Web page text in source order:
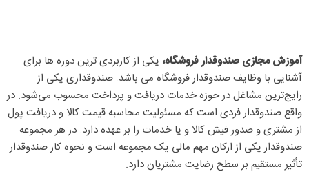
آموزش مجازی صندوقدار فروشگاه، یکی از کاربردی ترین دوره ها برای
آشنایی با وظایف صندوقدار فروشگاه می باشد. صندوقداری یکی از
رایج‌ترین مشاغل در حوزه خدمات دریافت و پرداخت محسوب می‌شود. در
واقع صندوقدار فردی است که مسئولیت محاسبه قیمت کالا و دریافت پول
از مشتری و صدور فیش کالا و یا خدمات را بر عهده دارد. در هر مجموعه
صندوقدار یکی از ارکان مهم مالی یک مجموعه است و نحوه کار صندوقدار
تأثیر مستقیم بر سطح رضایت مشتریان دارد.